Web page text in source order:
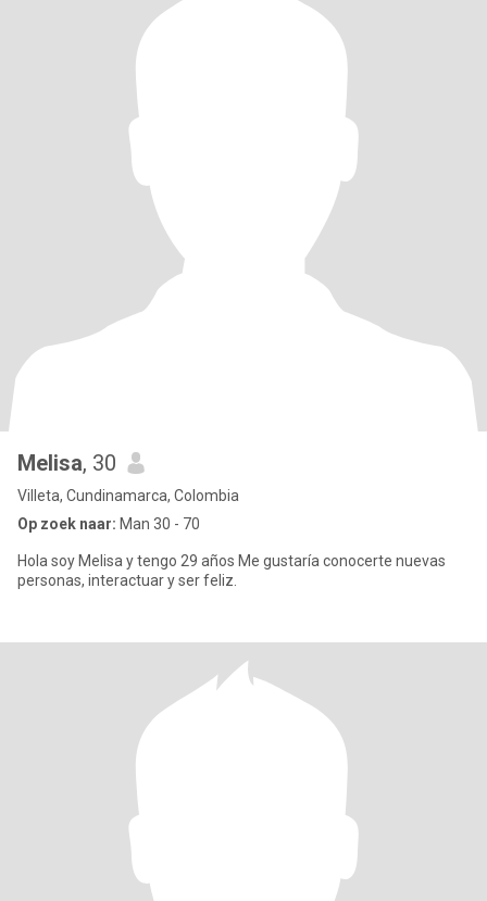
Melisa, 30
Villeta, Cundinamarca, Colombia
Op zoek naar: Man 30 - 70
Hola soy Melisa y tengo 29 años Me gustaría conocerte nuevas
personas, interactuar y ser feliz.